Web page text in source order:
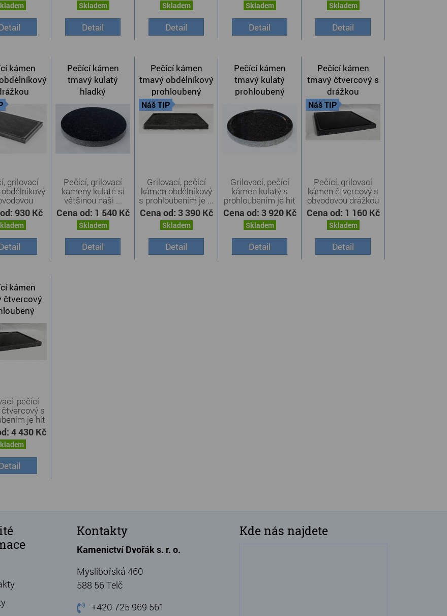
Skladem
Detail
Skladem
Detail
Skladem
Detail
Skladem
Detail
kámen
grilovací
...
930 Kč
Pečící kámen
tmavý kulatý
hladký
Pečící, grilovací
kameny kulaté si
většinou naši ...
Cena od: 1 540 Kč
Skladem
Detail
Pečící kámen
tmavý obdélníkový
prohloubený
Náš TIP
Grilovací, pečící
kámen obdélníkový
s prohloubením je ...
Cena od: 3 390 Kč
Skladem
Detail
Pečící kámen
tmavý kulatý
prohloubený
Grilovací, pečící
kámen kulatý s
prohloubením je hit
...
Cena od: 3 920 Kč
Skladem
Detail
Pečící kámen
tmavý čtvercový s
drážkou
Náš TIP
Pečící, grilovací
kámen čtvercový s
obvodovou drážkou
j ...
Cena od: 1 160 Kč
Skladem
Detail
kámen
čtvercový
pečící
s
je hit
...4 430 Kč
Kontakty
Kamenictví Dvořák s. r. o.
Myslibořská 460
588 56 Telč
+420 725 969 561
Kde nás najdete